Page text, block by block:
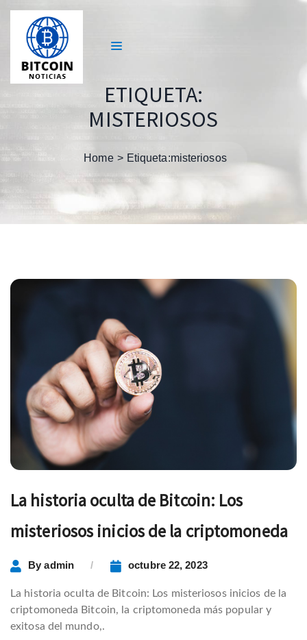
ETIQUETA:
MISTERIOSOS
Home Etiqueta:misteriosos
La historia oculta de Bitcoin: Los
misteriosos inicios de la criptomoneda
Byadmin octubre 22, 2023
La historia oculta de Bitcoin: Los misteriosos inicios de la
criptomoneda Bitcoin, la criptomoneda más popular y
exitosa del mundo,.